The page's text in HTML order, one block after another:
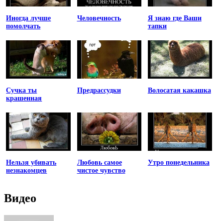
Иногда лучше
помолчать
Человечность
Я знаю где Ваши
тапки
Сучка ты
крашенная
Предрассудки Волосатая какашка
Нельзя убивать
незнакомцев
Любовь самое
чистое чувство
Утро понедельника
Видео